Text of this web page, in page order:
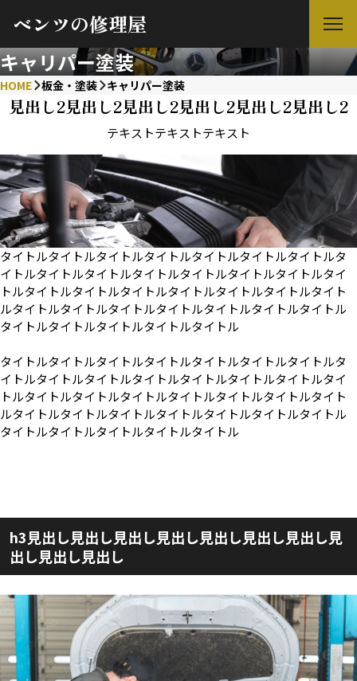
ベンツの修理屋
キャリパー塗装
HOME 板金・塗装 キャリパー塗装
見出し2見出し2見出し2見出し2見出し2見出し2
テキストテキストテキスト
タイトルタイトルタイトルタイトルタイトルタイトルタイトルタ
イトルタイトルタイトルタイトルタイトルタイトルタイトルタイ
トルタイトルタイトルタイトルタイトルタイトルタイトルタイト
ルタイトルタイトルタイトルタイトルタイトルタイトルタイトル
タイトルタイトルタイトルタイトルタイトル
タイトルタイトルタイトルタイトルタイトルタイトルタイトルタ
イトルタイトルタイトルタイトルタイトルタイトルタイトルタイ
トルタイトルタイトルタイトルタイトルタイトルタイトルタイト
ルタイトルタイトルタイトルタイトルタイトルタイトルタイトル
タイトルタイトルタイトルタイトルタイトル
h3見出し見出し見出し見出し見出し見出し見出し見
出し見出し見出し